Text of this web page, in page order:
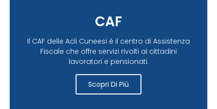
CAF
Il CAF delle Acli Cuneesi è il centro di Assistenza
Fiscale che offre servizi rivolti ai cittadini
lavoratori e pensionati.
Scopri Di Più